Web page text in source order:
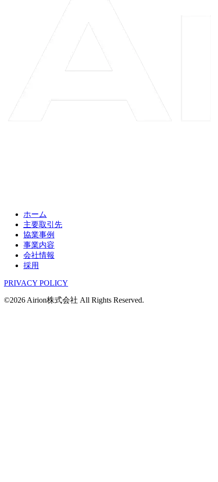
ホーム
主要取引先
協業事例
事業内容
会社情報
採用
PRIVACY POLICY
©2026 Airion株式会社 All Rights Reserved.